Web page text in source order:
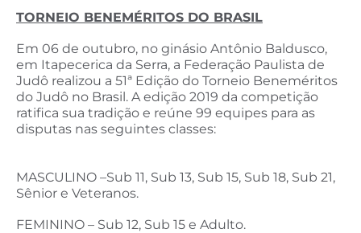
TORNEIO BENEMÉRITOS DO BRASIL
Em 06 de outubro, no ginásio Antônio Baldusco,
em Itapecerica da Serra, a Federação Paulista de
Judô realizou a 51ª Edição do Torneio Beneméritos
do Judô no Brasil. A edição 2019 da competição
ratifica sua tradição e reúne 99 equipes para as
disputas nas seguintes classes:
MASCULINO –Sub 11, Sub 13, Sub 15, Sub 18, Sub 21,
Sênior e Veteranos.
FEMININO – Sub 12, Sub 15 e Adulto.